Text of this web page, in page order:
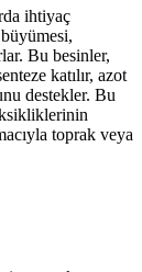
ihtiyaç
Bu besinler,
katılır, azot
destekler. Bu
toprak veya